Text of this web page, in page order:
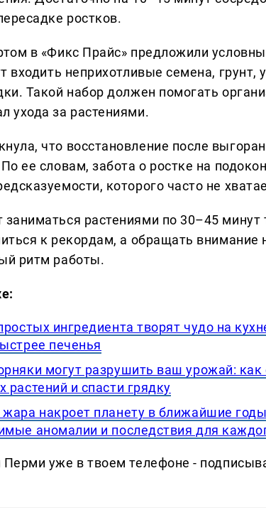
ростков.
в «Фикс Прайс» предложили
входить неприхотливые семена, грунт,
Такой набор должен помогать
ухода за растениями.
что восстановление после
ее словам, забота о ростке на
которого часто не
заниматься растениями по 30–45
к рекордам, а обращать внимание
ритм работы.
ингредиента творят чудо на
печенья
могут разрушить ваш урожай: как
растений и спасти грядку
жара накроет планету в ближайшие
аномалии и последствия для
Перми уже в твоем телефоне -